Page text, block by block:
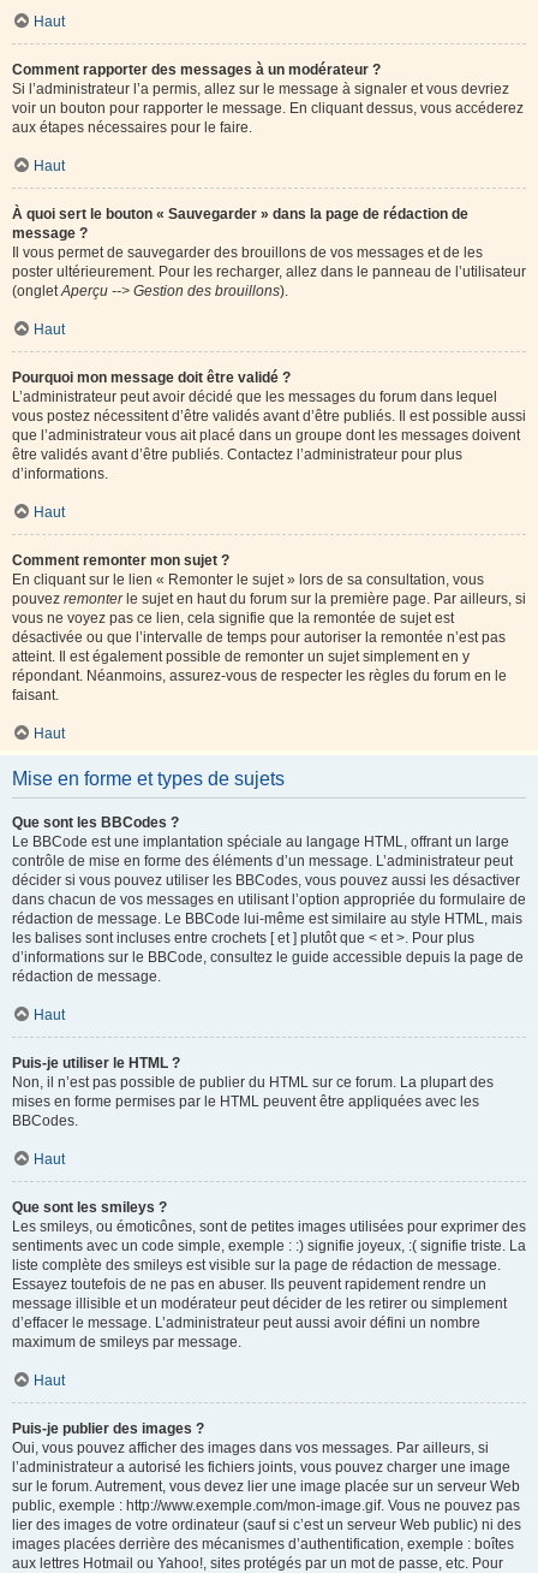
Haut
Comment rapporter des messages à un modérateur ?
Si l’administrateur l’a permis, allez sur le message à signaler et vous devriez
voir un bouton pour rapporter le message. En cliquant dessus, vous accéderez
aux étapes nécessaires pour le faire.
Haut
À quoi sert le bouton « Sauvegarder » dans la page de rédaction de
message ?
Il vous permet de sauvegarder des brouillons de vos messages et de les
poster ultérieurement. Pour les recharger, allez dans le panneau de l’utilisateur
(ongletAperçu --> Gestion des brouillons).
Haut
Pourquoi mon message doit être validé ?
L’administrateur peut avoir décidé que les messages du forum dans lequel
vous postez nécessitent d’être validés avant d’être publiés. Il est possible aussi
que l’administrateur vous ait placé dans un groupe dont les messages doivent
être validés avant d’être publiés. Contactez l’administrateur pour plus
d’informations.
Haut
Comment remonter mon sujet ?
En cliquant sur le lien « Remonter le sujet » lors de sa consultation, vous
pouvez remonterle sujet en haut du forum sur la première page. Par ailleurs, si
vous ne voyez pas ce lien, cela signifie que la remontée de sujet est
désactivée ou que l’intervalle de temps pour autoriser la remontée n’est pas
atteint. Il est également possible de remonter un sujet simplement en y
répondant. Néanmoins, assurez-vous de respecter les règles du forum en le
faisant.
Haut
Mise en forme et types de sujets
Que sont les BBCodes ?
Le BBCode est une implantation spéciale au langage HTML, offrant un large
contrôle de mise en forme des éléments d’un message. L’administrateur peut
décider si vous pouvez utiliser les BBCodes, vous pouvez aussi les désactiver
dans chacun de vos messages en utilisant l’option appropriée du formulaire de
rédaction de message. Le BBCode lui-même est similaire au style HTML, mais
les balises sont incluses entre crochets [ et ] plutôt que < et >. Pour plus
d’informations sur le BBCode, consultez le guide accessible depuis la page de
rédaction de message.
Haut
Puis-je utiliser le HTML ?
Non, il n’est pas possible de publier du HTML sur ce forum. La plupart des
mises en forme permises par le HTML peuvent être appliquées avec les
BBCodes.
Haut
Que sont les smileys ?
Les smileys, ou émoticônes, sont de petites images utilisées pour exprimer des
sentiments avec un code simple, exemple : :) signifie joyeux, :( signifie triste. La
liste complète des smileys est visible sur la page de rédaction de message.
Essayez toutefois de ne pas en abuser. Ils peuvent rapidement rendre un
message illisible et un modérateur peut décider de les retirer ou simplement
d’effacer le message. L’administrateur peut aussi avoir défini un nombre
maximum de smileys par message.
Haut
Puis-je publier des images ?
Oui, vous pouvez afficher des images dans vos messages. Par ailleurs, si
l’administrateur a autorisé les fichiers joints, vous pouvez charger une image
sur le forum. Autrement, vous devez lier une image placée sur un serveur Web
public, exemple : http://www.exemple.com/mon-image.gif. Vous ne pouvez pas
lier des images de votre ordinateur (sauf si c’est un serveur Web public) ni des
images placées derrière des mécanismes d’authentification, exemple : boîtes
aux lettres Hotmail ou Yahoo!, sites protégés par un mot de passe, etc. Pour